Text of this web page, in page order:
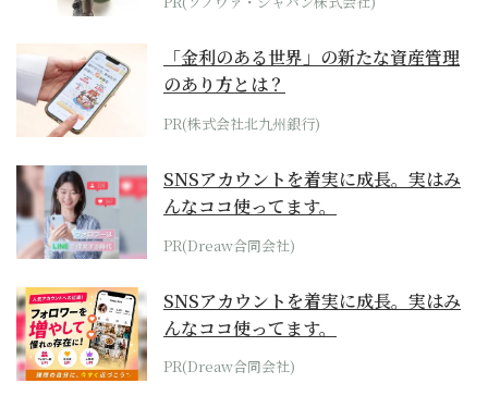
「金利のある世界」の新たな資産管理
のあり方とは？
PR(株式会社北九州銀行)
SNSアカウントを着実に成長。実はみ
んなココ使ってます。
PR(Dreaw合同会社)
SNSアカウントを着実に成長。実はみ
んなココ使ってます。
PR(Dreaw合同会社)